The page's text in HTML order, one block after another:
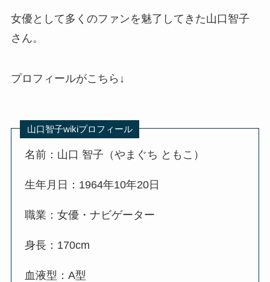
女優として多くのファンを魅了してきた山口智子
さん。
プロフィールがこちら↓
山口智子wikiプロフィール
名前：山口 智子（やまぐち ともこ）
生年月日：1964年10年20日
職業：女優・ナビゲーター
身長：170cm
血液型：A型